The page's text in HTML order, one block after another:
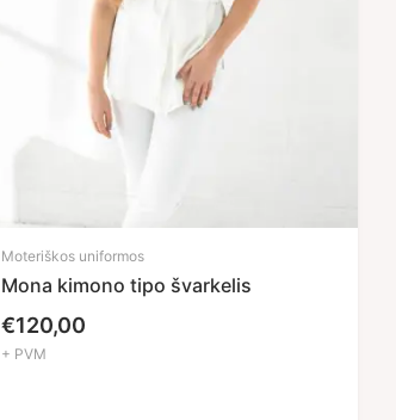
Moteriškos uniformos
Mona kimono tipo švarkelis
€120,00
+ PVM